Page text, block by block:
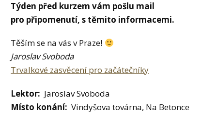
Týden před kurzem vám pošlu mail
pro připomenutí, s těmito informacemi.
Těším se na vás v Praze!
Jaroslav Svoboda
Trvalkové zasvěcení pro začátečníky
Lektor: Jaroslav Svoboda
Místo konání: Vindyšova továrna, Na Betonce